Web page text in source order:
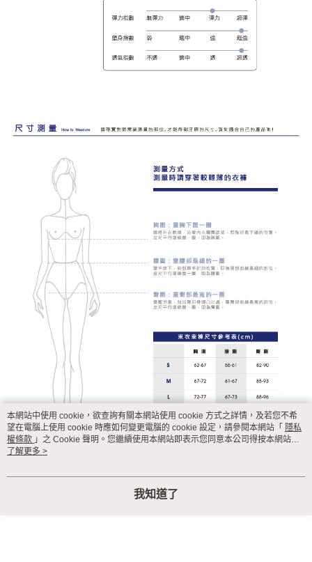
本網站中使用 cookie，欲查詢有關本網站使用 cookie 方式之詳情，及若您不希
望在電腦上使用 cookie 時應如何變更電腦的 cookie 設定，請參閱本網站「 隱私
權條款 」之 Cookie 聲明。您繼續使用本網站即表示您同意本公司得按本網站使
用條款之 Cookie 聲明使用 cookie。
了解更多 >
我知道了